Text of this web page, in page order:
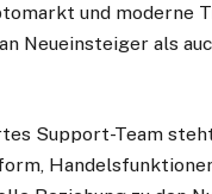
und moderne
Neueinsteiger als
Support-Team